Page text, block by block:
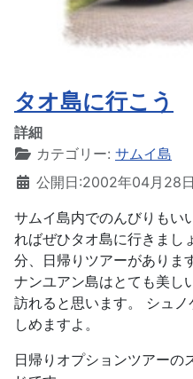
タオ島に行こう
詳細
カテゴリー: サムイ島
公開日:2002年04月28日
サムイ島内でのんびりもい
ればぜひタオ島に行きまし
分、日帰りツアーがありま
ナンユアン島はとても美し
訪れると思います。 シュ
しめますよ。
日帰りオプションツアーの